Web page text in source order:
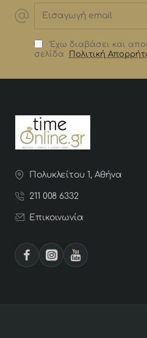
email
Έχω διαβάσει και
σελίδα
Πολιτική
Πολυκλείτου 1, Αθήνα
211 008 6332
Επικοινωνία